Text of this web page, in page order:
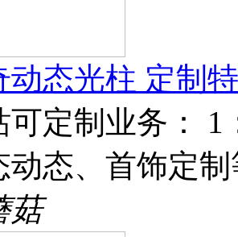
动态光柱 定制
可定制业务： 1
动态、首饰定
菇